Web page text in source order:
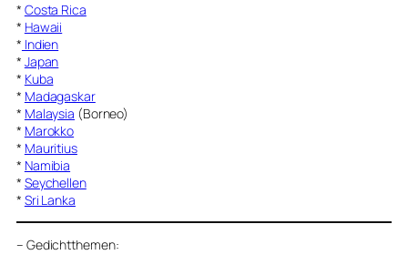
* Costa Rica
* Hawaii
* Indien
* Japan
* Kuba
* Madagaskar
* Malaysia (Borneo)
* Marokko
* Mauritius
* Namibia
* Seychellen
* Sri Lanka
– Gedichtthemen: